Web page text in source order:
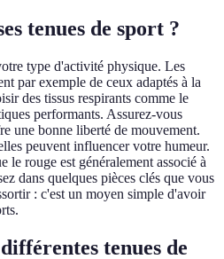
tenues de sport ?
type d'activité physique. Les
par exemple de ceux adaptés à la
des tissus respirants comme le
performants. Assurez-vous
une bonne liberté de mouvement.
peuvent influencer votre humeur.
le rouge est généralement associé à
dans quelques pièces clés que vous
: c'est un moyen simple d'avoir
tenues de